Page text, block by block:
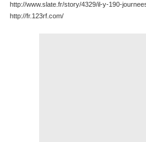
http://www.slate.fr/story/4329/il-y-190-
http://fr.123rf.com/